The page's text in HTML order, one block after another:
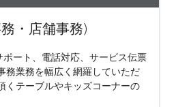
・店舗事務)
ート、電話対応、サービス伝票
務業務を幅広く網羅していただ
くテーブルやキッズコーナーの